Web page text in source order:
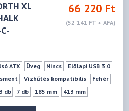
XL
66 220 Ft
(52 141 FT + ÁFA)
ATX Üveg Nincs
Előlapi USB 3.0
Vízhűtés kompatibilis
Fehér
3 db 7 db 185 mm 413 mm